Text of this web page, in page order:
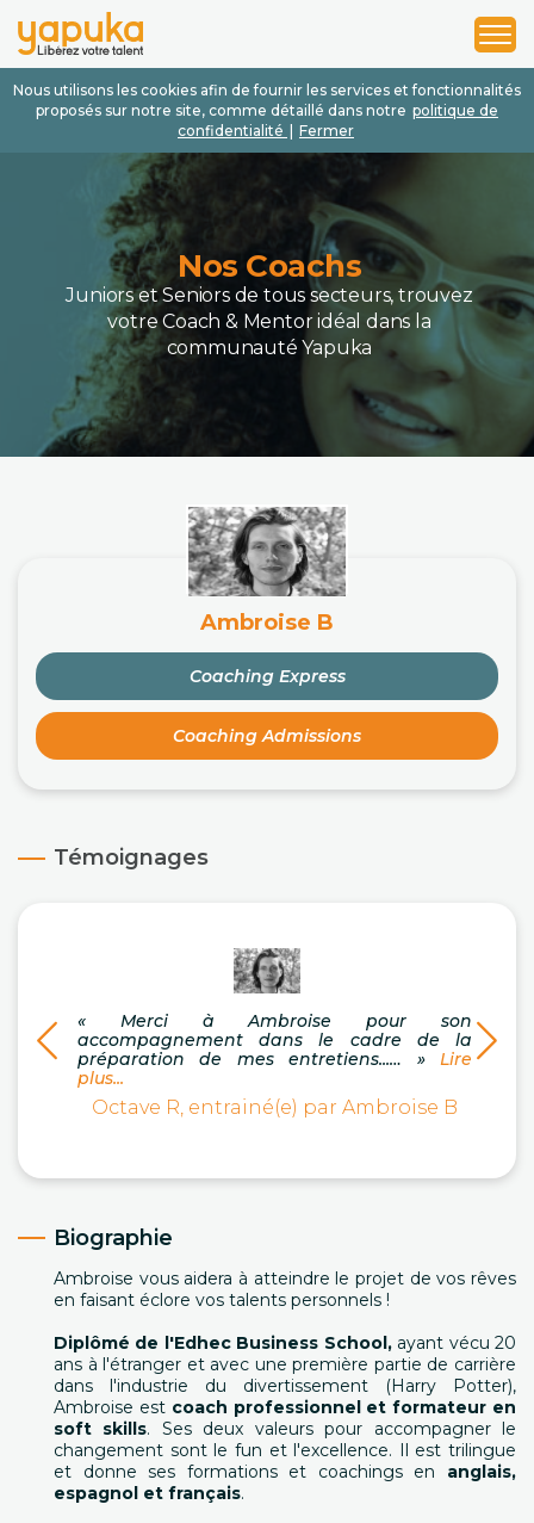
Nous utilisons les cookies afin de fournir les services et fonctionnalités
proposés sur notre site, comme détaillé dans notre politique de
confidentialité
Fermer
1
2
3
Nos Coachs
Juniors et Seniors de tous secteurs, trouvez
votre Coach & Mentor idéal dans la
communauté Yapuka
Ambroise B
Coaching Express
Coaching Admissions
Témoignages
« Merci à Ambroise pour son
accompagnement dans le cadre de la
préparation de mes entretiens...… »Lire
plus...
Octave R, entrainé(e) par Ambroise B
Biographie
Ambroise vous aidera à atteindre le projet de vos rêves
en faisant éclore vos talents personnels !
Diplômé de l'Edhec Business School,ayant vécu 20
ans à l'étranger et avec une première partie de carrière
dans l'industrie du divertissement (Harry Potter),
Ambroise est coach professionnel et formateur en
soft skills. Ses deux valeurs pour accompagner le
changement sont le fun et l'excellence. Il est trilingue
et donne ses formations et coachings en anglais,
espagnol et français.